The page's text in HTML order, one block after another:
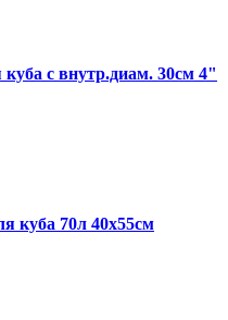
с внутр.диам. 30см 4"
куба 70л 40х55см